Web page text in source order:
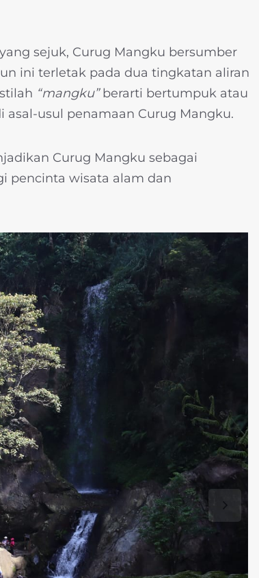
sejuk, Curug Mangku bersumber
ini terletak pada dua tingkatan aliran
“mangku”berarti bertumpuk atau
usul penamaan Curug Mangku.
Curug Mangku sebagai
pencinta wisata alam dan